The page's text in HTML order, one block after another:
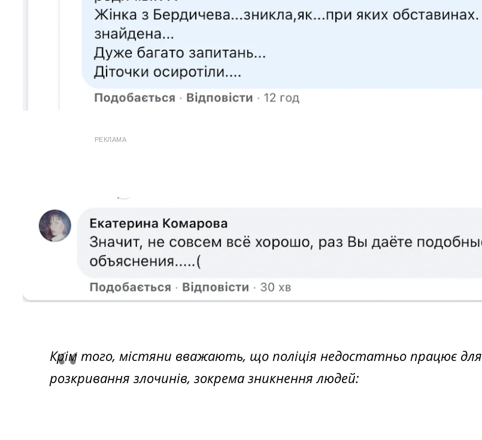
РЕКЛАМА
Крім того, містяни вважають, що поліція недостатньо працює для
розкривання злочинів, зокрема зникнення людей: